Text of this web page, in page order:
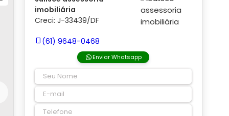
imobiliária
Creci: J-33439/DF
(61) 9648-0468
Enviar Whatsapp